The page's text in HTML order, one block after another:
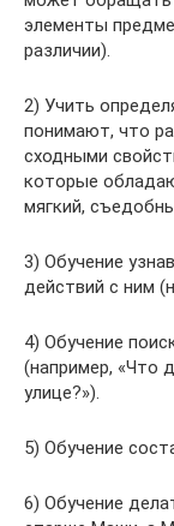
элементы
различии).
2) Учить
понимают, что
сходными
которые
мягкий,
3) Обучение
действий с ним
4) Обучение
(например, «Что
улице?»).
5) Обучение
6) Обучение